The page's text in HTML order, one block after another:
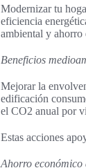
Modernizar tu
eficiencia
ambiental y ahorro
Beneficios
Mejorar la
edificación
el CO2 anual por
Estas acciones
Ahorro económico